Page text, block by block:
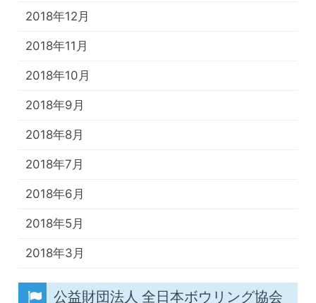
2018年12月
2018年11月
2018年10月
2018年9月
2018年8月
2018年7月
2018年6月
2018年5月
2018年3月
公益財団法人 全日本ボウリング協会